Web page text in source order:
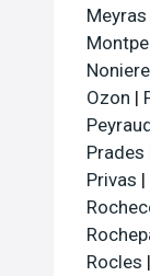
Meyras
Ozon |
Prades
Privas |
Rocles |